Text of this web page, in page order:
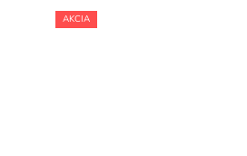
AKCIA